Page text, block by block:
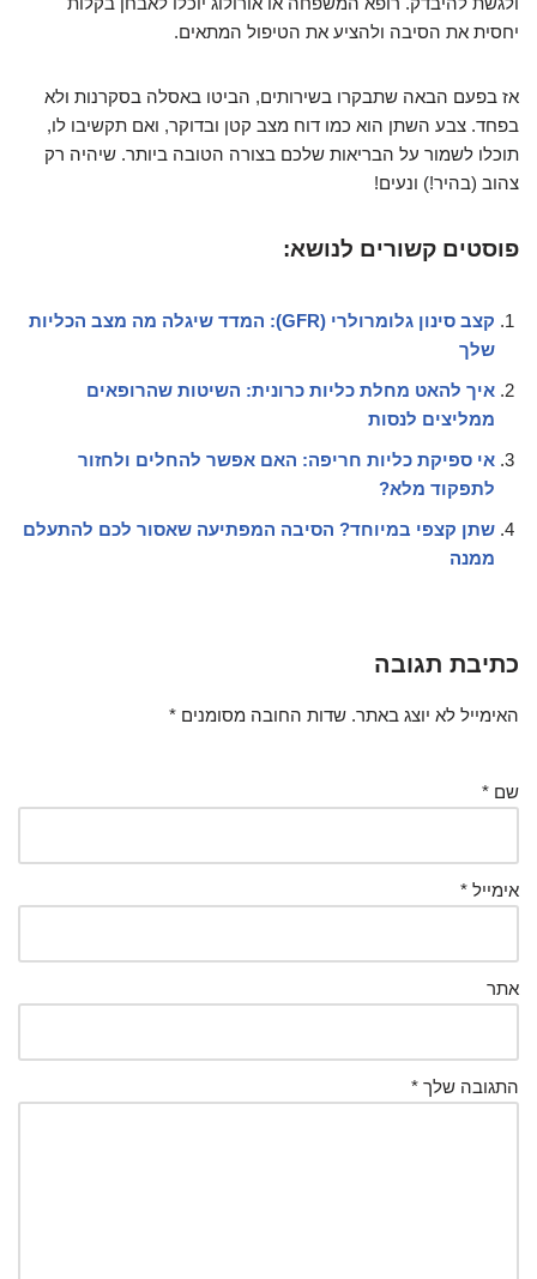
יחסית את הסיבה ולהציע את הטיפול המתאים.
אז בפעם הבאה שתבקרו בשירותים, הביטו באסלה בסקרנות ולא
בפחד. צבע השתן הוא כמו דוח מצב קטן ובדוקר, ואם תקשיבו לו,
תוכלו לשמור על הבריאות שלכם בצורה הטובה ביותר. שיהיה רק
צהוב (בהיר!) ונעים!
פוסטים קשורים לנושא:
קצב סינון גלומרולרי (GFR): המדד שיגלה מה מצב הכליות
שלך
איך להאט מחלת כליות כרונית: השיטות שהרופאים
ממליצים לנסות
אי ספיקת כליות חריפה: האם אפשר להחלים ולחזור
לתפקוד מלא?
שתן קצפי במיוחד? הסיבה המפתיעה שאסור לכם להתעלם
ממנה
כתיבת תגובה
האימייל לא יוצג באתר. שדות החובה מסומנים *
שם *
אימייל *
אתר
התגובה שלך *